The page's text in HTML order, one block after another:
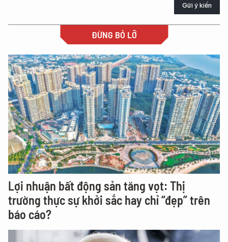
Gửi ý kiến
ĐỪNG BỎ LỠ
Lợi nhuận bất động sản tăng vọt: Thị
trường thực sự khởi sắc hay chỉ “đẹp” trên
báo cáo?